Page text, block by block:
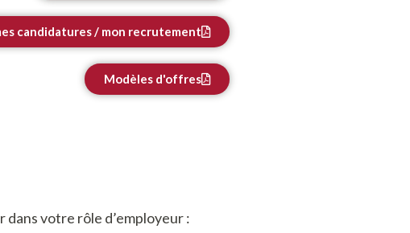
candidatures / mon recrutement
Modèles d'offres
votre rôle d’employeur :